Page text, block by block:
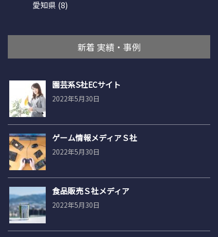
愛知県 (8)
新着 実績・事例
園芸系S社ECサイト
2022年5月30日
ゲーム情報メディアＳ社
2022年5月30日
食品販売Ｓ社メディア
2022年5月30日